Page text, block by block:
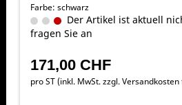
Farbe: schwarz
Der Artikel ist aktuell
fragen Sie an
171,00 CHF
pro ST (inkl. MwSt. zzgl.